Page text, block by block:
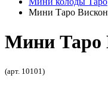
Мини Таро
Мини Таро
(арт. 10101)